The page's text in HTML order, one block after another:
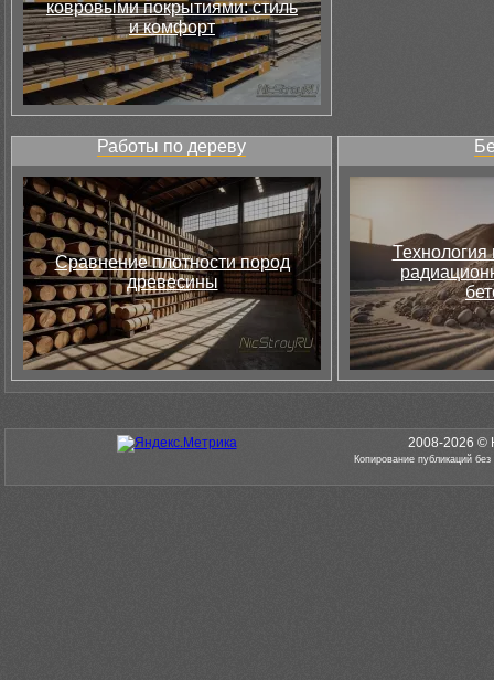
ковровыми покрытиями: стиль
и комфорт
Работы по дереву
Сравнение плотности пород
древесины
Технология
2008-2026 ©
Копирование публикаций